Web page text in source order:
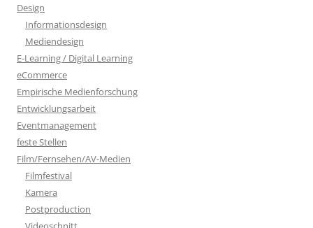
Design
Informationsdesign
Mediendesign
E-Learning / Digital Learning
eCommerce
Empirische Medienforschung
Entwicklungsarbeit
Eventmanagement
feste Stellen
Film/Fernsehen/AV-Medien
Filmfestival
Kamera
Postproduction